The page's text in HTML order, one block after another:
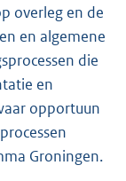
overleg en de
en algemene
die
en
opportuun
Groningen.